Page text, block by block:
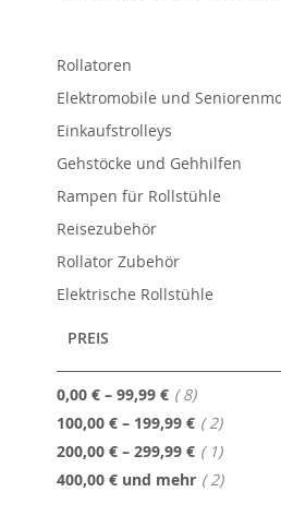
Rollatoren
Elektromobile und
Einkaufstrolleys
Gehstöcke und Gehhilfen
Rampen für Rollstühle
Reisezubehör
Rollator Zubehör
Elektrische Rollstühle
PREIS
0,00 € – 99,99 € 8Artikel
100,00 € – 199,99 € 2Artikel
200,00 € – 299,99 € 1Artikel
400,00 € und mehr 2Artikel